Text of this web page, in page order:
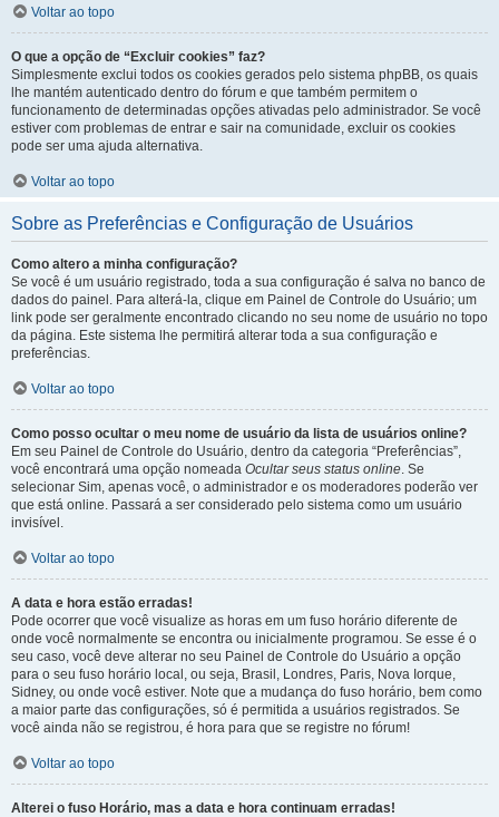
Voltar ao topo
O que a opção de “Excluir cookies” faz?
Simplesmente exclui todos os cookies gerados pelo sistema phpBB, os quais
lhe mantém autenticado dentro do fórum e que também permitem o
funcionamento de determinadas opções ativadas pelo administrador. Se você
estiver com problemas de entrar e sair na comunidade, excluir os cookies
pode ser uma ajuda alternativa.
Voltar ao topo
Sobre as Preferências e Configuração de Usuários
Como altero a minha configuração?
Se você é um usuário registrado, toda a sua configuração é salva no banco de
dados do painel. Para alterá-la, clique em Painel de Controle do Usuário; um
link pode ser geralmente encontrado clicando no seu nome de usuário no topo
da página. Este sistema lhe permitirá alterar toda a sua configuração e
preferências.
Voltar ao topo
Como posso ocultar o meu nome de usuário da lista de usuários online?
Em seu Painel de Controle do Usuário, dentro da categoria “Preferências”,
você encontrará uma opção nomeada Ocultar seus status online. Se
selecionar Sim, apenas você, o administrador e os moderadores poderão ver
que está online. Passará a ser considerado pelo sistema como um usuário
invisível.
Voltar ao topo
A data e hora estão erradas!
Pode ocorrer que você visualize as horas em um fuso horário diferente de
onde você normalmente se encontra ou inicialmente programou. Se esse é o
seu caso, você deve alterar no seu Painel de Controle do Usuário a opção
para o seu fuso horário local, ou seja, Brasil, Londres, Paris, Nova Iorque,
Sidney, ou onde você estiver. Note que a mudança do fuso horário, bem como
a maior parte das configurações, só é permitida a usuários registrados. Se
você ainda não se registrou, é hora para que se registre no fórum!
Voltar ao topo
Alterei o fuso Horário, mas a data e hora continuam erradas!